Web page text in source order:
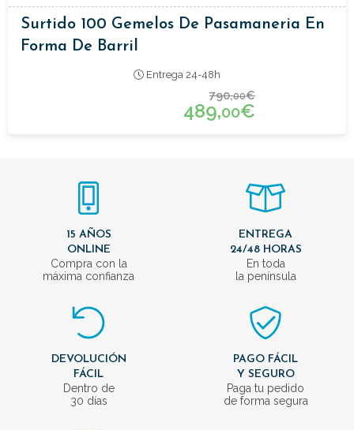
Surtido 100 Gemelos De Pasamaneria En
Forma De Barril
Entrega 24-48h
790,00€
489,00€
15 AÑOS
ONLINE
Compra con la
máxima confianza
ENTREGA
24/48 HORAS
En toda
la península
DEVOLUCIÓN
FÁCIL
Dentro de
30 días
PAGO FÁCIL
Y SEGURO
Paga tu pedido
de forma segura